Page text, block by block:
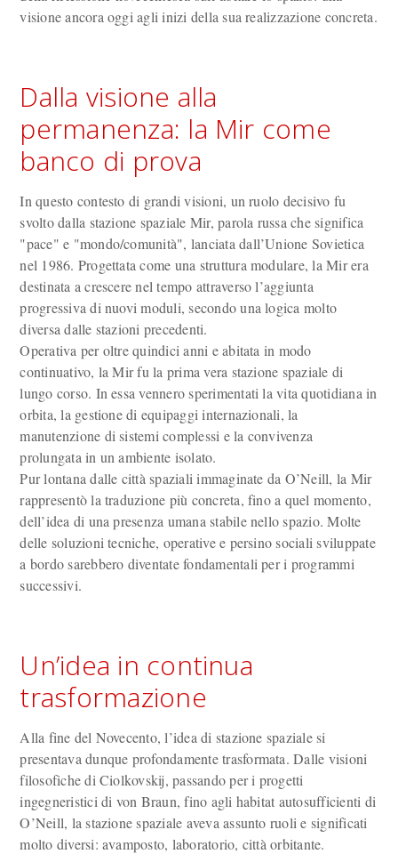
visione ancora oggi agli inizi della sua realizzazione concreta.
Dalla visione alla
permanenza: la Mir come
banco di prova
In questo contesto di grandi visioni, un ruolo decisivo fu
svolto dalla stazione spaziale Mir, parola russa che significa
"pace" e "mondo/comunità", lanciata dall’Unione Sovietica
nel 1986. Progettata come una struttura modulare, la Mir era
destinata a crescere nel tempo attraverso l’aggiunta
progressiva di nuovi moduli, secondo una logica molto
diversa dalle stazioni precedenti.
Operativa per oltre quindici anni e abitata in modo
continuativo, la Mir fu la prima vera stazione spaziale di
lungo corso. In essa vennero sperimentati la vita quotidiana in
orbita, la gestione di equipaggi internazionali, la
manutenzione di sistemi complessi e la convivenza
prolungata in un ambiente isolato.
Pur lontana dalle città spaziali immaginate da O’Neill, la Mir
rappresentò la traduzione più concreta, fino a quel momento,
dell’idea di una presenza umana stabile nello spazio. Molte
delle soluzioni tecniche, operative e persino sociali sviluppate
a bordo sarebbero diventate fondamentali per i programmi
successivi.
Un’idea in continua
trasformazione
Alla fine del Novecento, l’idea di stazione spaziale si
presentava dunque profondamente trasformata. Dalle visioni
filosofiche di Ciolkovskij, passando per i progetti
ingegneristici di von Braun, fino agli habitat autosufficienti di
O’Neill, la stazione spaziale aveva assunto ruoli e significati
molto diversi: avamposto, laboratorio, città orbitante.